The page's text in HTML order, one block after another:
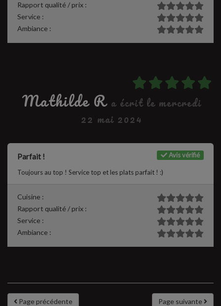
Rapport qualité / prix :
Service :
Ambiance :
Mathilde R a écrit le mercredi
22 mai 2024
Avis vérifié
Parfait !
Toujours au top ! Service top et les plats parfait ! :)
Cuisine :
Rapport qualité / prix :
Service :
Ambiance :
Page suivante
Page précédente